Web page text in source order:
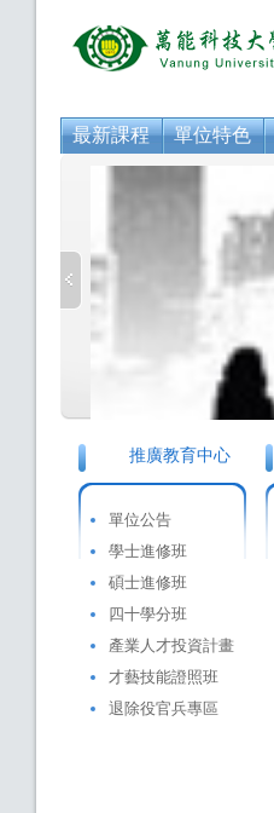
最新課程 單位特色
推廣教育中心
單位公告
學士進修班
碩士進修班
四十學分班
產業人才投資計畫
才藝技能證照班
退除役官兵專區